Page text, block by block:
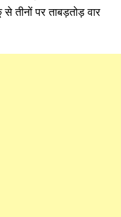
पर ताबड़तोड़ वार